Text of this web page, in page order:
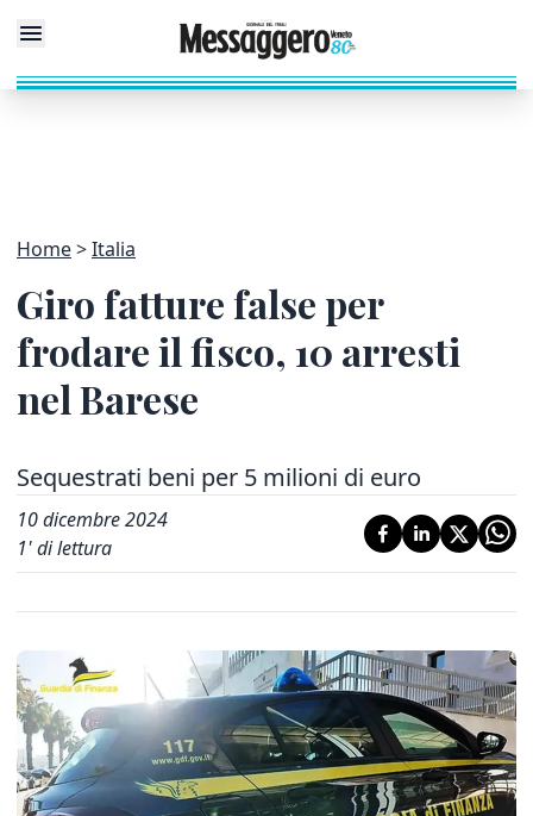
Home Italia
Giro fatture false per
frodare il fisco, 10 arresti
nel Barese
Sequestrati beni per 5 milioni di euro
10 dicembre 2024
1' di lettura